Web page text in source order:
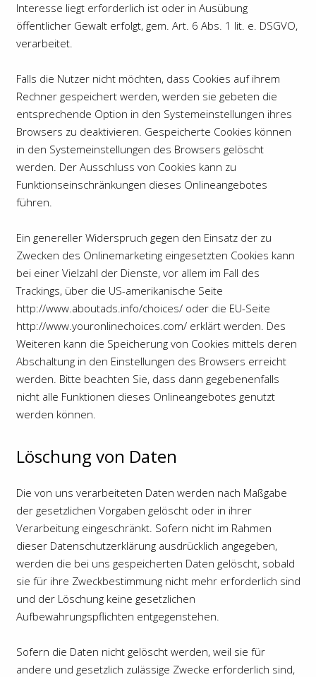
Interesse liegt erforderlich ist oder in Ausübung
öffentlicher Gewalt erfolgt, gem. Art. 6 Abs. 1 lit. e. DSGVO,
verarbeitet.
Falls die Nutzer nicht möchten, dass Cookies auf ihrem
Rechner gespeichert werden, werden sie gebeten die
entsprechende Option in den Systemeinstellungen ihres
Browsers zu deaktivieren. Gespeicherte Cookies können
in den Systemeinstellungen des Browsers gelöscht
werden. Der Ausschluss von Cookies kann zu
Funktionseinschränkungen dieses Onlineangebotes
führen.
Ein genereller Widerspruch gegen den Einsatz der zu
Zwecken des Onlinemarketing eingesetzten Cookies kann
bei einer Vielzahl der Dienste, vor allem im Fall des
Trackings, über die US-amerikanische Seite
http://www.aboutads.info/choices/oder die EU-Seite
http://www.youronlinechoices.com/erklärt werden. Des
Weiteren kann die Speicherung von Cookies mittels deren
Abschaltung in den Einstellungen des Browsers erreicht
werden. Bitte beachten Sie, dass dann gegebenenfalls
nicht alle Funktionen dieses Onlineangebotes genutzt
werden können.
Löschung von Daten
Die von uns verarbeiteten Daten werden nach Maßgabe
der gesetzlichen Vorgaben gelöscht oder in ihrer
Verarbeitung eingeschränkt. Sofern nicht im Rahmen
dieser Datenschutzerklärung ausdrücklich angegeben,
werden die bei uns gespeicherten Daten gelöscht, sobald
sie für ihre Zweckbestimmung nicht mehr erforderlich sind
und der Löschung keine gesetzlichen
Aufbewahrungspflichten entgegenstehen.
Sofern die Daten nicht gelöscht werden, weil sie für
andere und gesetzlich zulässige Zwecke erforderlich sind,